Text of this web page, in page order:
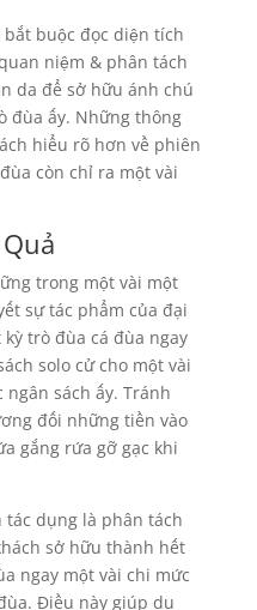
buộc đọc diện tích
niệm & phân tách
da để sở hữu ánh chú
đùa ấy. Những thông
hiểu rõ hơn về phiên
còn chỉ ra một vài
trong một vài một
sự tác phẩm của đại
trò đùa cá đùa ngay
solo cử cho một vài
sách ấy. Tránh
đối những tiền vào
gắng rứa gỡ gạc khi
dụng là phân tách
sở hữu thành hết
ngay một vài chi mức
Điều này giúp du